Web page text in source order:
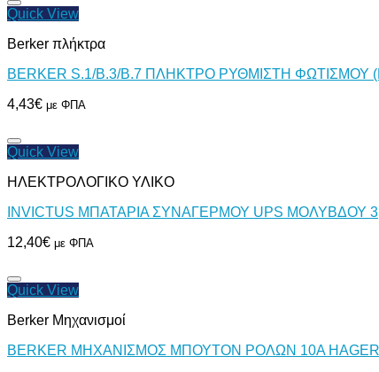
Quick View
Berker πλήκτρα
BERKER S.1/B.3/B.7 ΠΛΗΚΤΡΟ ΡΥΘΜΙΣΤΗ ΦΩΤΙΣΜΟΥ
4,43€ με ΦΠΑ
Quick View
ΗΛΕΚΤΡΟΛΟΓΙΚΟ ΥΛΙΚΟ
INVICTUS ΜΠΑΤΑΡΙΑ ΣΥΝΑΓΕΡΜΟΥ UPS ΜΟΛΥΒΔΟΥ
12,40€ με ΦΠΑ
Quick View
Berker Μηχανισμοί
BERKER ΜΗΧΑΝΙΣΜΟΣ ΜΠΟΥΤΟΝ ΡΟΛΩΝ 10A HAGER